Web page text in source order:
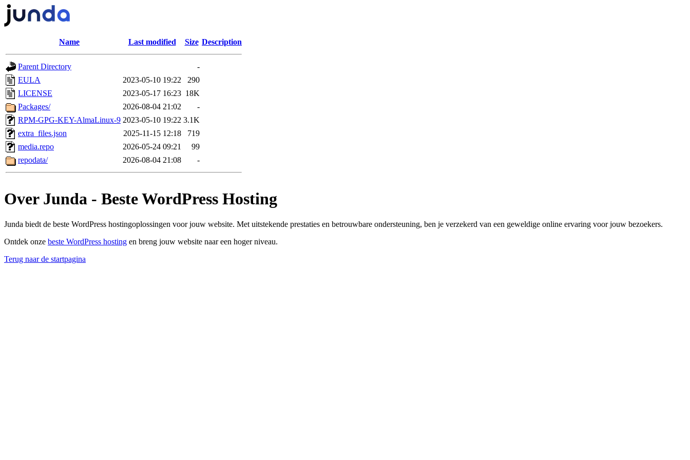
Name Last modified Size Description
Parent Directory
-
EULA
2023-05-10 19:22
290
LICENSE
2023-05-17 16:23 18K
Packages/
2026-08-04 21:02
-
RPM-GPG-KEY-AlmaLinux-9 2023-05-10 19:22 3.1K
extra_files.json
2025-11-15 12:18
719
media.repo
2026-05-24 09:21
99
repodata/
2026-08-04 21:08 -
Over Junda - Beste WordPress Hosting
Junda biedt de beste WordPress hostingoplossingen voor jouw website. Met uitstekende prestaties en betrouwbare ondersteuning, ben je verzekerd van een geweldige online ervaring voor jouw bezoekers.
Ontdek onze beste WordPress hosting en breng jouw website naar een hoger niveau.
Terug naar de startpagina